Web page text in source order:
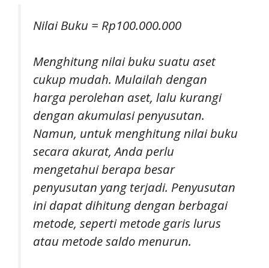
Nilai Buku = Rp100.000.000
Menghitung nilai buku suatu aset
cukup mudah. Mulailah dengan
harga perolehan aset, lalu kurangi
dengan akumulasi penyusutan.
Namun, untuk menghitung nilai buku
secara akurat, Anda perlu
mengetahui berapa besar
penyusutan yang terjadi. Penyusutan
ini dapat dihitung dengan berbagai
metode, seperti metode garis lurus
atau metode saldo menurun.